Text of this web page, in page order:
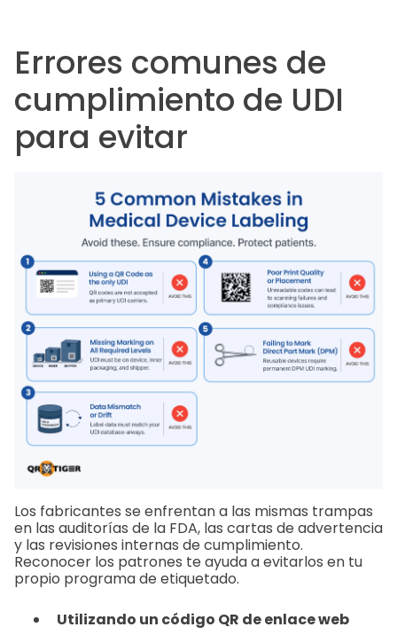
Errores comunes de
cumplimiento de UDI
para evitar
Los fabricantes se enfrentan a las mismas trampas
en las auditorías de la FDA, las cartas de advertencia
y las revisiones internas de cumplimiento.
Reconocer los patrones te ayuda a evitarlos en tu
propio programa de etiquetado.
Utilizando un código QR de enlace web